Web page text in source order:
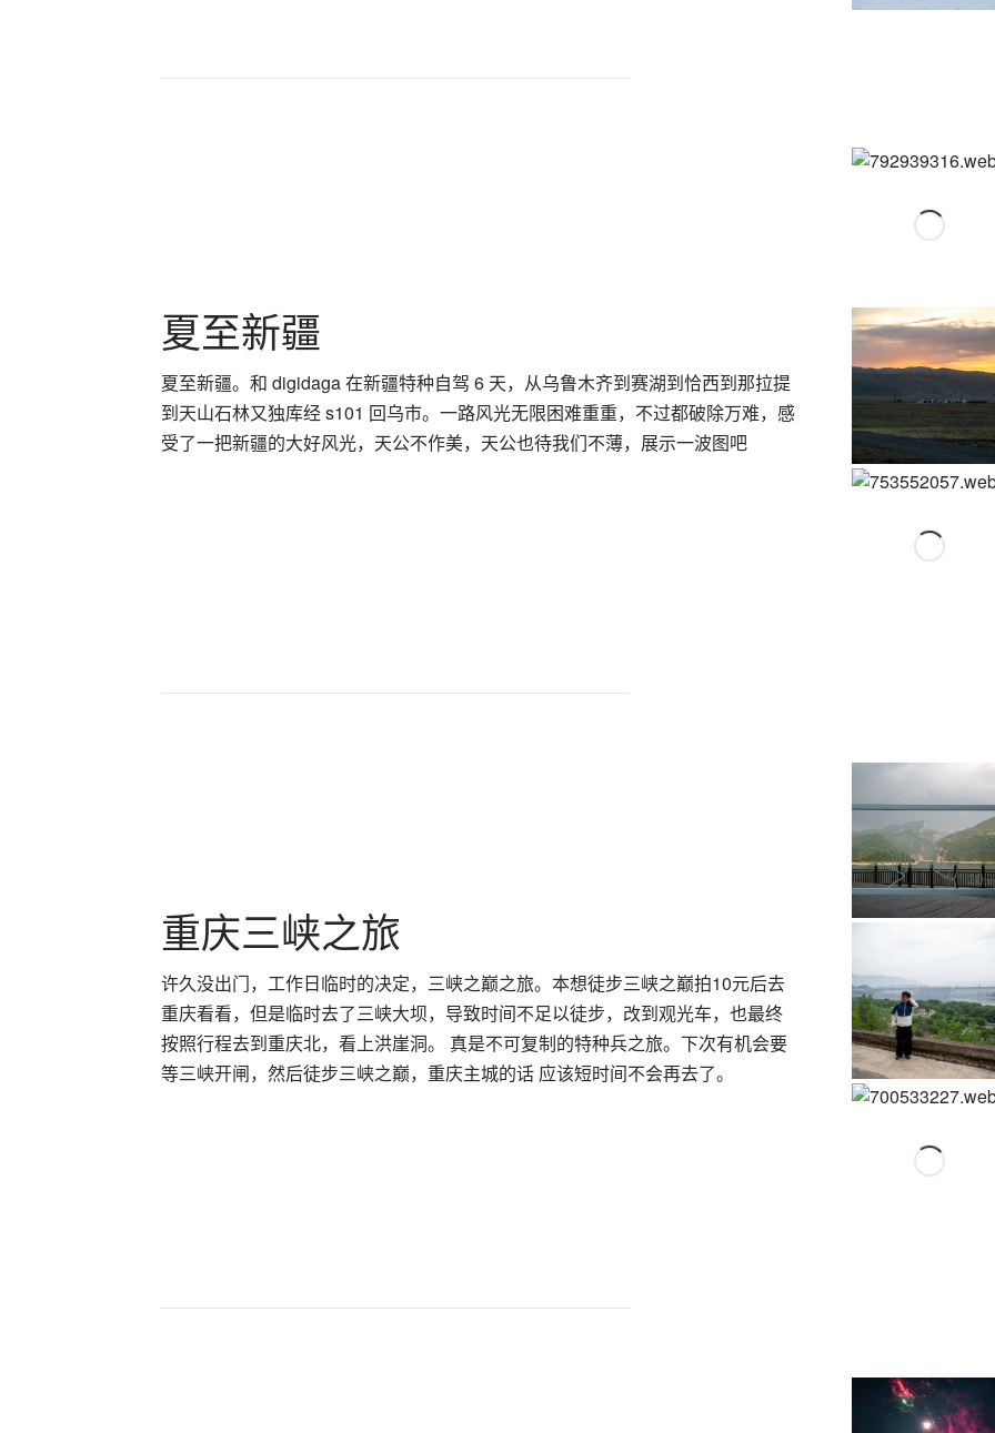
夏至新疆
夏至新疆。和 digidaga 在新疆特种自驾 6 天，从乌鲁木齐到赛湖到恰西到那拉提
到天山石林又独库经 s101 回乌市。一路风光无限困难重重，不过都破除万难，感
受了一把新疆的大好风光，天公不作美，天公也待我们不薄，展示一波图吧
重庆三峡之旅
许久没出门，工作日临时的决定，三峡之巅之旅。本想徒步三峡之巅拍10元后去
重庆看看，但是临时去了三峡大坝，导致时间不足以徒步，改到观光车，也最终
按照行程去到重庆北，看上洪崖洞。 真是不可复制的特种兵之旅。下次有机会要
等三峡开闸，然后徒步三峡之巅，重庆主城的话 应该短时间不会再去了。